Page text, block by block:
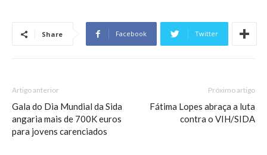
Share Facebook Twitter
Artigo anterior
Gala do Dia Mundial da Sida
angaria mais de 700K euros
para jovens carenciados
Próximo artigo
Fátima Lopes abraça a luta
contra o VIH/SIDA